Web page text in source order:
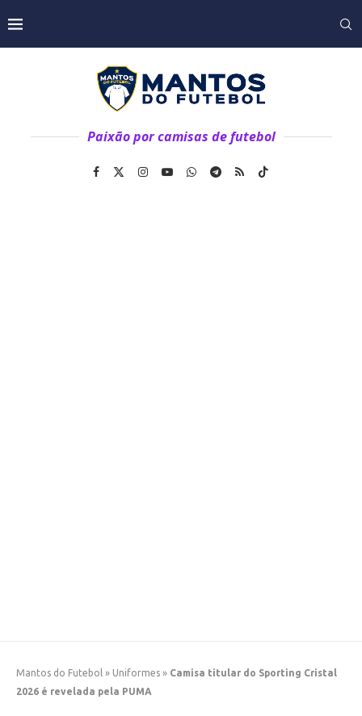
Paixão por camisas de futebol
Mantos do Futebol » Uniformes » Camisa titular do Sporting Cristal
2026 é revelada pela PUMA